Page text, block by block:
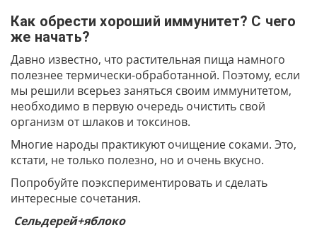
Как обрести хороший иммунитет? С чего
же начать?
Давно известно, что растительная пища намного
полезнее термически-обработанной. Поэтому, если
мы решили всерьез заняться своим иммунитетом,
необходимо в первую очередь очистить свой
организм от шлаков и токсинов.
Многие народы практикуют очищение соками. Это,
кстати, не только полезно, но и очень вкусно.
Попробуйте поэкспериментировать и сделать
интересные сочетания.
Сельдерей+яблоко